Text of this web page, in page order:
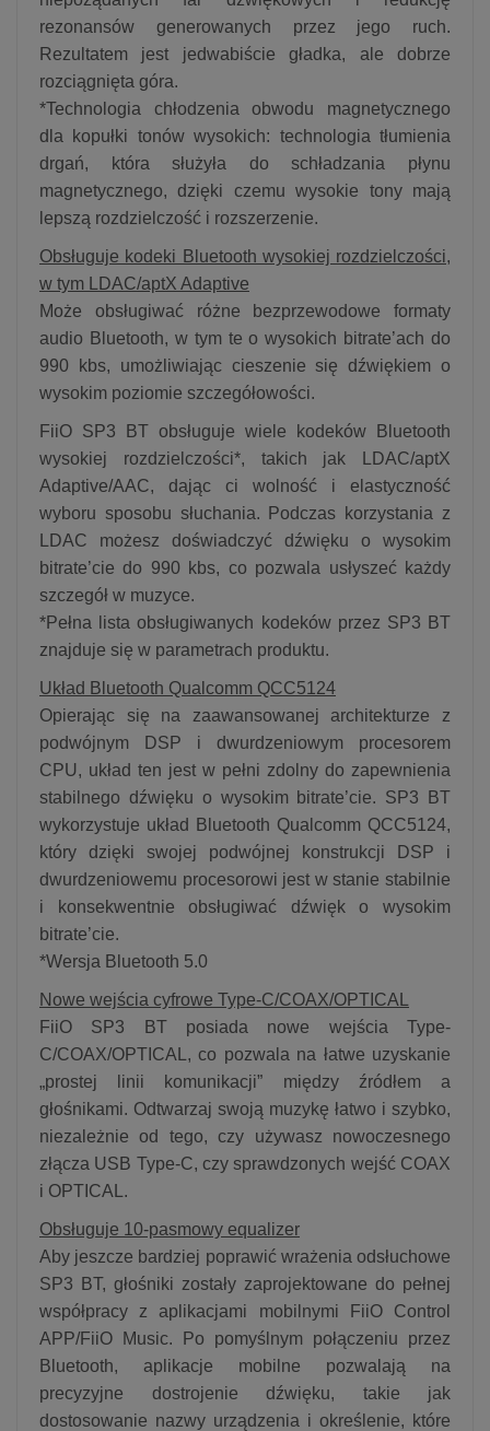
rezonansów generowanych przez jego ruch.
Rezultatem jest jedwabiście gładka, ale dobrze
rozciągnięta góra.
*Technologia chłodzenia obwodu magnetycznego
dla kopułki tonów wysokich: technologia tłumienia
drgań, która służyła do schładzania płynu
magnetycznego, dzięki czemu wysokie tony mają
lepszą rozdzielczość i rozszerzenie.
Obsługuje kodeki Bluetooth wysokiej rozdzielczości,
w tym LDAC/aptX Adaptive
Może obsługiwać różne bezprzewodowe formaty
audio Bluetooth, w tym te o wysokich bitrate’ach do
990 kbs, umożliwiając cieszenie się dźwiękiem o
wysokim poziomie szczegółowości.
FiiO SP3 BT obsługuje wiele kodeków Bluetooth
wysokiej rozdzielczości*, takich jak LDAC/aptX
Adaptive/AAC, dając ci wolność i elastyczność
wyboru sposobu słuchania. Podczas korzystania z
LDAC możesz doświadczyć dźwięku o wysokim
bitrate’cie do 990 kbs, co pozwala usłyszeć każdy
szczegół w muzyce.
*Pełna lista obsługiwanych kodeków przez SP3 BT
znajduje się w parametrach produktu.
Układ Bluetooth Qualcomm QCC5124
Opierając się na zaawansowanej architekturze z
podwójnym DSP i dwurdzeniowym procesorem
CPU, układ ten jest w pełni zdolny do zapewnienia
stabilnego dźwięku o wysokim bitrate’cie. SP3 BT
wykorzystuje układ Bluetooth Qualcomm QCC5124,
który dzięki swojej podwójnej konstrukcji DSP i
dwurdzeniowemu procesorowi jest w stanie stabilnie
i konsekwentnie obsługiwać dźwięk o wysokim
bitrate’cie.
*Wersja Bluetooth 5.0
Nowe wejścia cyfrowe Type-C/COAX/OPTICAL
FiiO SP3 BT posiada nowe wejścia Type-
C/COAX/OPTICAL, co pozwala na łatwe uzyskanie
„prostej linii komunikacji” między źródłem a
głośnikami. Odtwarzaj swoją muzykę łatwo i szybko,
niezależnie od tego, czy używasz nowoczesnego
złącza USB Type-C, czy sprawdzonych wejść COAX
i OPTICAL.
Obsługuje 10-pasmowy equalizer
Aby jeszcze bardziej poprawić wrażenia odsłuchowe
SP3 BT, głośniki zostały zaprojektowane do pełnej
współpracy z aplikacjami mobilnymi FiiO Control
APP/FiiO Music. Po pomyślnym połączeniu przez
Bluetooth, aplikacje mobilne pozwalają na
precyzyjne dostrojenie dźwięku, takie jak
dostosowanie nazwy urządzenia i określenie, które